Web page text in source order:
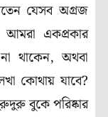
যেসব অগ্রজ
আমরা একপ্রকার
থাকেন, অথবা
কোথায় যাবে?
বুকে পরিষ্কার